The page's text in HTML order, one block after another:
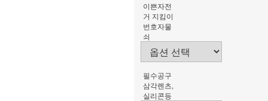
이쁜자전
거 지킴이
번호자물
쇠
필수공구
삼각렌츠,
실리콘등